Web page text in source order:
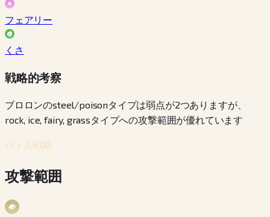
フェアリー
くさ
戦略的考察
ブロロンのsteel/poisonタイプは弱点が2つありますが、
rock, ice, fairy, grassタイプへの攻撃範囲が優れています
バトル戦略
攻撃範囲